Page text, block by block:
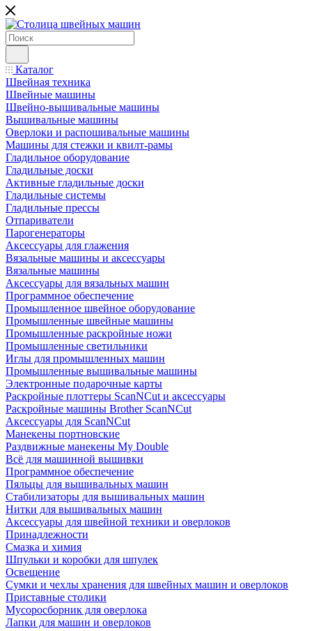
Каталог
Швейная техника
Швейные машины
Швейно-вышивальные машины
Вышивальные машины
Оверлоки и распошивальные машины
Машины для стежки и квилт-рамы
Гладильное оборудование
Гладильные доски
Активные гладильные доски
Гладильные системы
Гладильные прессы
Отпариватели
Парогенераторы
Аксессуары для глажения
Вязальные машины и аксессуары
Вязальные машины
Аксессуары для вязальных машин
Программное обеспечение
Промышленное швейное оборудование
Промышленные швейные машины
Промышленные раскройные ножи
Промышленные светильники
Иглы для промышленных машин
Промышленные вышивальные машины
Электронные подарочные карты
Раскройные плоттеры ScanNCut и аксессуары
Раскройные машины Brother ScanNCut
Аксессуары для ScanNCut
Манекены портновские
Раздвижные манекены My Double
Всё для машинной вышивки
Программное обеспечение
Пяльцы для вышивальных машин
Стабилизаторы для вышивальных машин
Нитки для вышивальных машин
Аксессуары для швейной техники и оверлоков
Принадлежности
Смазка и химия
Шпульки и коробки для шпулек
Освещение
Сумки и чехлы хранения для швейных машин и оверлоков
Приставные столики
Мусоросборник для оверлока
Лапки для машин и оверлоков